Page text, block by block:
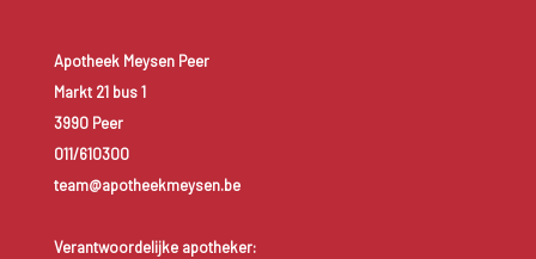
Apotheek Meysen Peer
Markt 21 bus 1
3990 Peer
011/610300
team@apotheekmeysen.be
Verantwoordelijke apotheker: